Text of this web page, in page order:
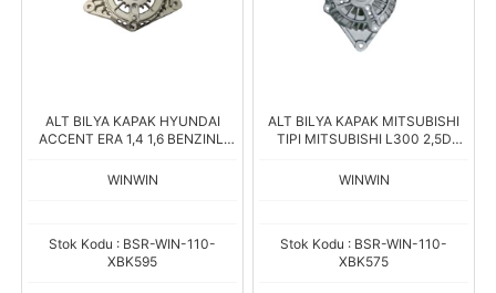
ALT BILYA KAPAK HYUNDAI
ACCENT ERA 1,4 1,6 BENZINLI
WINWIN
Stok Kodu : BSR-WIN-110-
XBK595
ALT BILYA KAPAK MITSUBISHI
TIPI MITSUBISHI L300 2,5D
WINWIN
Stok Kodu : BSR-WIN-110-
XBK575